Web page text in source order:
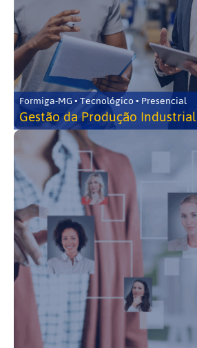
Formiga-MG • Tecnológico • Presencial
Gestão da Produção Industrial